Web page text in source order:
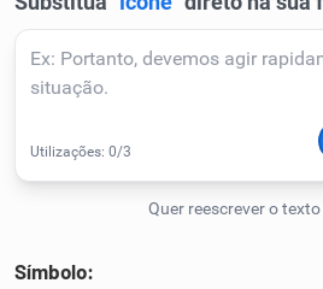
Corrigir Texto
Humanizador de IA
Símbolo: